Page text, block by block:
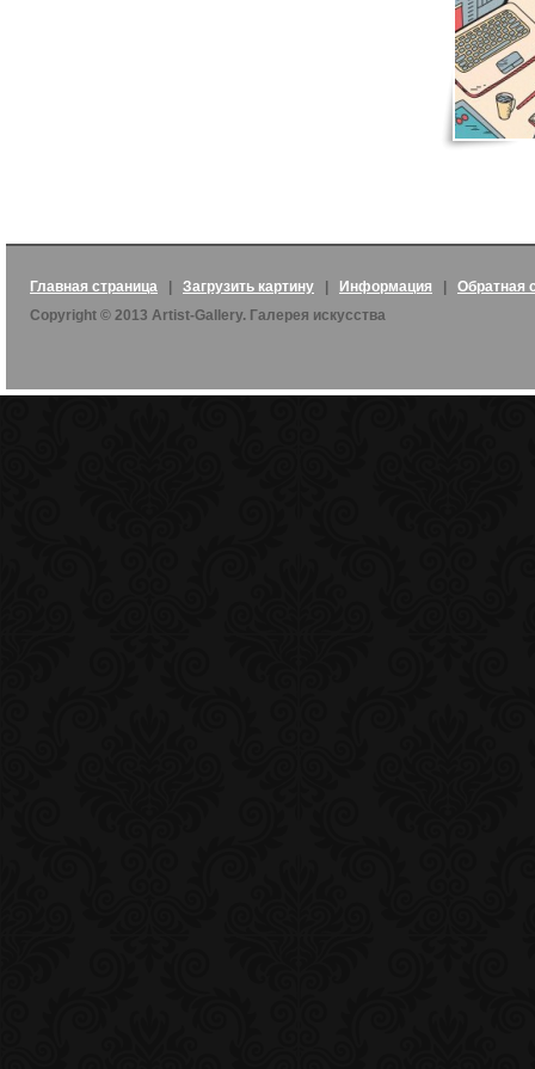
Главная страница Загрузить картину Информация
Обратная
Copyright © 2013 Artist-Gallery. Галерея искусства